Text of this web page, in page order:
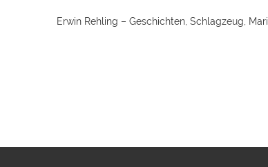
Erwin Rehling – Geschichten, Schlagzeug,